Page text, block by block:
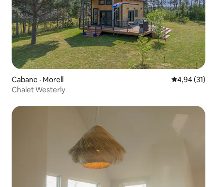
Cabane · Morell Note
4,94 (31)
Chalet Westerly